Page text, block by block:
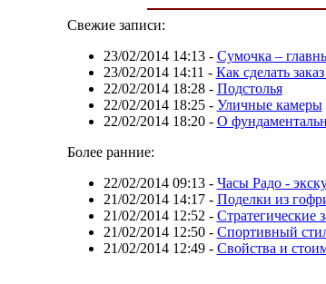
Свежие записи:
23/02/2014 14:13- Сумочка –
23/02/2014 14:11 - Как сделать
22/02/2014 18:28- Подстолья
22/02/2014 18:25- Уличные камеры
22/02/2014 18:20- О
Более ранние:
22/02/2014 09:13- Часы Радо -
21/02/2014 14:17- Поделки из
21/02/2014 12:52 - Стратегические
21/02/2014 12:50- Спортивный
21/02/2014 12:49- Свойства и